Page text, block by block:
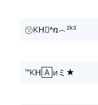
㋡KH⃗ᴬռ︵²ᵏ³
™Kᕼ🄰иミ★